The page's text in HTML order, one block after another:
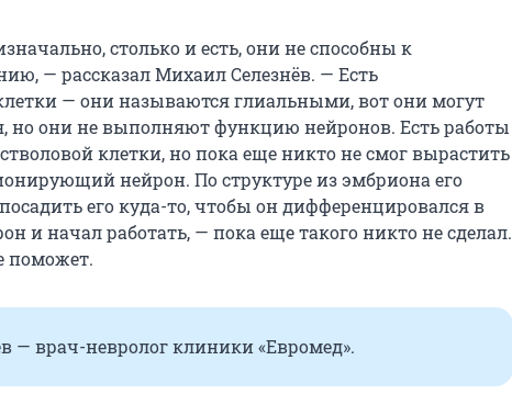
столько и есть, они не способны к
— рассказал Михаил Селезнёв. — Есть
— они называются глиальными, вот они могут
но они не выполняют функцию нейронов. Есть работы
клетки, но пока еще никто не смог вырастить
нейрон. По структуре из эмбриона его
его куда-то, чтобы он дифференцировался в
и начал работать, — пока еще такого никто не сделал.
поможет.
— врач-невролог клиники «Евромед».